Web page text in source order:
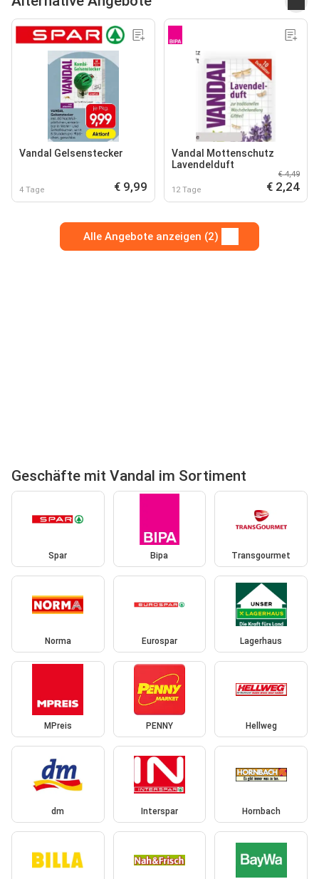
Vandal Gelsenstecker
4 Tage € 9,99
Vandal Mottenschutz
Lavendelduft
12 Tage
€ 4,49
€ 2,24
Alle Angebote anzeigen (2)
Geschäfte mit Vandal im Sortiment
Spar Bipa Transgourmet
Norma Eurospar Lagerhaus
MPreis PENNY Hellweg
dm Interspar Hornbach